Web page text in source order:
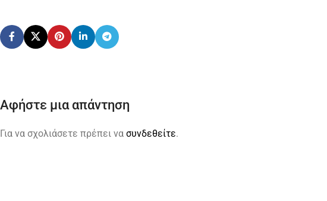
Αφήστε μια απάντηση
Για να σχολιάσετε πρέπει να συνδεθείτε.